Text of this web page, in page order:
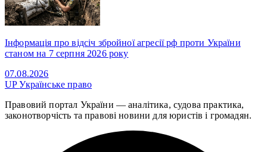
Інформація про відсіч збройної агресії рф проти України
станом на 7 серпня 2026 року
07.08.2026
UPУкраїнське право
Правовий портал України — аналітика, судова практика,
законотворчість та правові новини для юристів і громадян.